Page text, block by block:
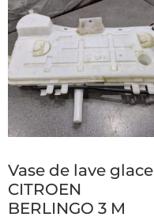
Vase de lave glace
CITROEN
BERLINGO 3 M